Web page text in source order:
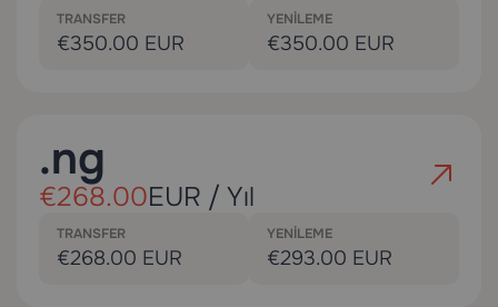
TRANSFER
€350.00 EUR
YENILEME
€350.00 EUR
.ng
€268.00EUR / Yıl
TRANSFER
€268.00 EUR
YENILEME
€293.00 EUR